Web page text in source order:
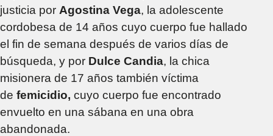
justicia por Agostina Vega, la adolescente
cordobesa de 14 años cuyo cuerpo fue hallado
el fin de semana después de varios días de
búsqueda, y por Dulce Candia, la chica
misionera de 17 años también víctima
de femicidio, cuyo cuerpo fue encontrado
envuelto en una sábana en una obra
abandonada.